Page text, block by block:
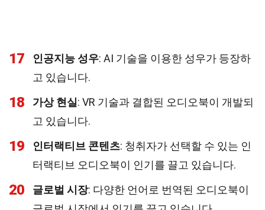
17 인공지능 성우: AI 기술을 이용한 성우가 등장하
고 있습니다.
18 가상 현실 : VR 기술과 결합된 오디오북이 개발되
고 있습니다.
19 인터랙티브 콘텐츠: 청취자가 선택할 수 있는 인
터랙티브 오디오북이 인기를 끌고 있습니다.
20 글로벌 시장: 다양한 언어로 번역된 오디오북이